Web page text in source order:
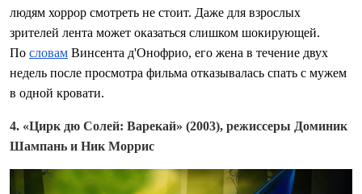
людям хоррор смотреть не стоит. Даже для взрослых
зрителей лента может оказаться слишком шокирующей.
По словам Винсента д'Онофрио, его жена в течение двух
недель после просмотра фильма отказывалась спать с мужем
в одной кровати.
4. «Цирк дю Солей: Варекай» (2003), режиссеры Доминик
Шампань и Ник Моррис